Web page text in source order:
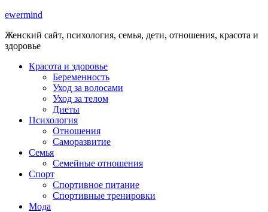
ewermind
Женский сайт, психология, семья, дети, отношения, красота и
здоровье
Красота и здоровье
Беременность
Уход за волосами
Уход за телом
Диеты
Психология
Отношения
Саморазвитие
Семья
Семейные отношения
Спорт
Спортивное питание
Спортивные тренировки
Мода